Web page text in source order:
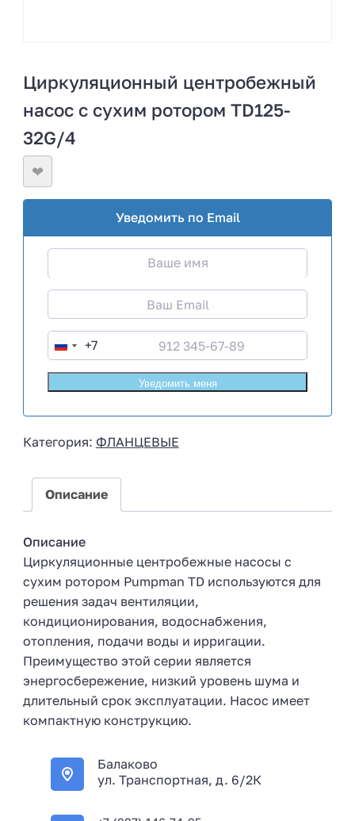
Циркуляционный центробежный
насос с сухим ротором TD125-
32G/4
❤
Уведомить по Email
R
u
s
a
7
+7
Категория: ФЛАНЦЕВЫЕ
Описание
Описание
Циркуляционные центробежные насосы с
сухим ротором Pumpman TD используются для
решения задач вентиляции,
кондиционирования, водоснабжения,
отопления, подачи воды и ирригации.
Преимущество этой серии является
энергосбережение, низкий уровень шума и
длительный срок эксплуатации. Насос имеет
компактную конструкцию.
Балаково
ул. Транспортная, д. 6/2К